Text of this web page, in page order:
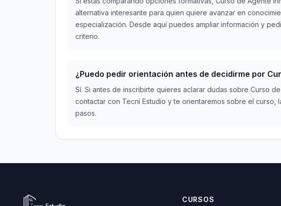
alternativa interesante para quien quiere avanzar en
especialización. Desde aquí puedes ampliar información y
criterio.
¿Puedo pedir orientación antes de decidirme por
Sí. Si antes de inscribirte quieres aclarar dudas sobre Curso
contactar con Tecni Estudio y te orientaremos sobre el curso,
pasos.
Ir a la página de inicio de Tecni Estudio CURSOS